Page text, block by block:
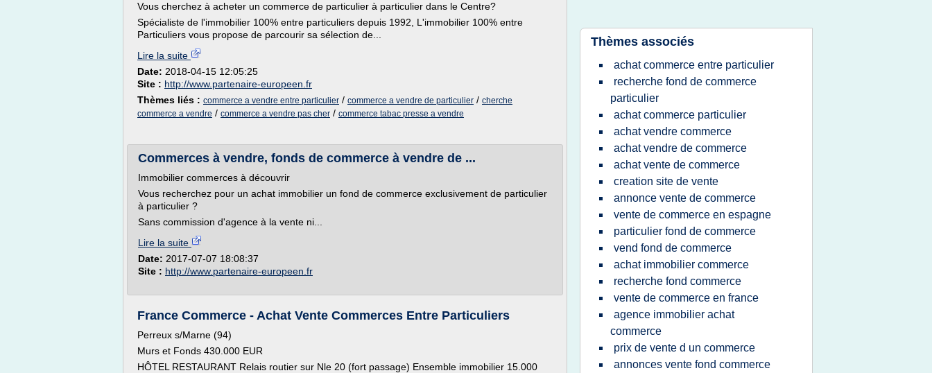
Vous cherchez à acheter un commerce de particulier à particulier dans le Centre?
Spécialiste de l'immobilier 100% entre particuliers depuis 1992, L'immobilier 100% entre
Particuliers vous propose de parcourir sa sélection de...
Lire la suite
Date: 2018-04-15 12:05:25
Site : http://www.partenaire-europeen.fr
Thèmes liés : commerce a vendre entre particulier / commerce a vendre de particulier / cherche
commerce a vendre / commerce a vendre pas cher / commerce tabac presse a vendre
Commerces à vendre, fonds de commerce à vendre de ...
Immobilier commerces à découvrir
Vous recherchez pour un achat immobilier un fond de commerce exclusivement de particulier
à particulier ?
Sans commission d'agence à la vente ni...
Lire la suite
Date: 2017-07-07 18:08:37
Site : http://www.partenaire-europeen.fr
France Commerce - Achat Vente Commerces Entre Particuliers
Perreux s/Marne (94)
Murs et Fonds 430.000 EUR
HÔTEL RESTAURANT Relais routier sur Nle 20 (fort passage) Ensemble immobilier 15.000
Thèmes associés
achat commerce entre particulier
recherche fond de commerce
particulier
achat commerce particulier
achat vendre commerce
achat vendre de commerce
achat vente de commerce
creation site de vente
annonce vente de commerce
vente de commerce en espagne
particulier fond de commerce
vend fond de commerce
achat immobilier commerce
recherche fond commerce
vente de commerce en france
agence immobilier achat
commerce
prix de vente d un commerce
annonces vente fond commerce